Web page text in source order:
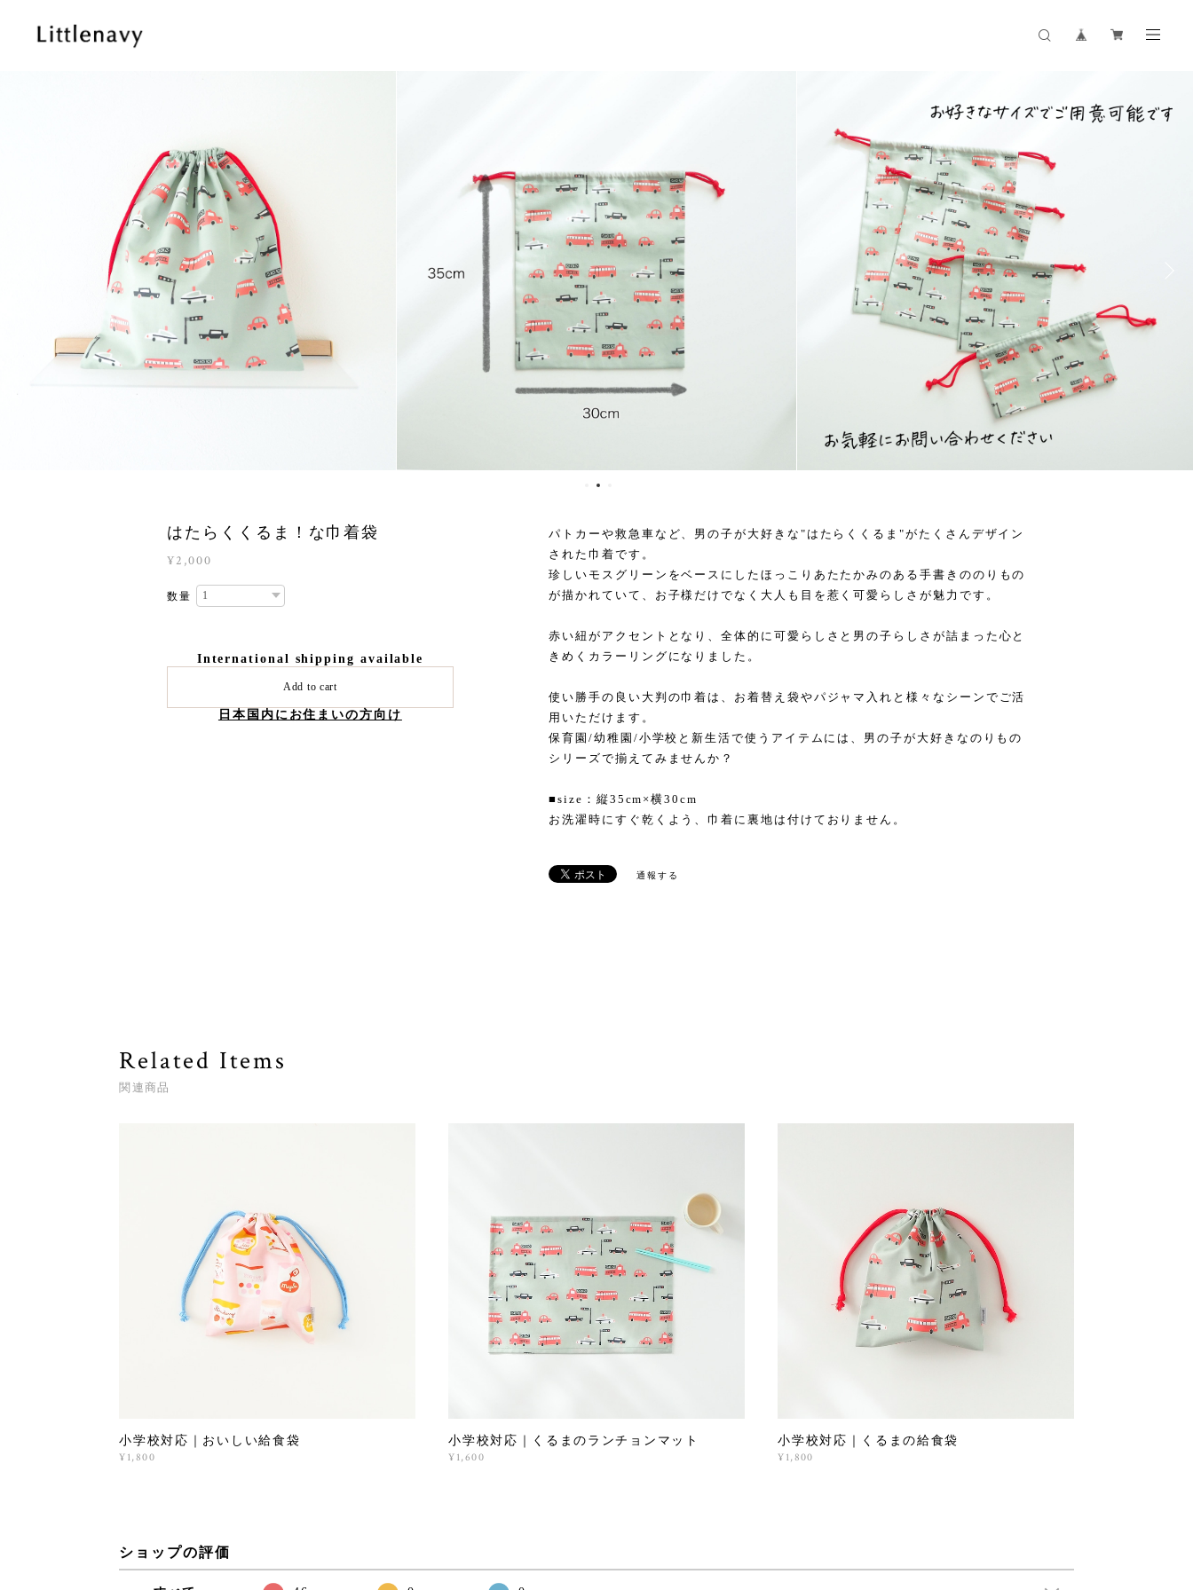
はたらくくるま！な巾着袋
¥2,000
数量
International shipping available
Add to cart
日本国内にお住まいの方向け
パトカーや救急車など、男の子が大好きな"はたらくくるま"がたくさんデザイン
された巾着です。
珍しいモスグリーンをベースにしたほっこりあたたかみのある手書きののりもの
が描かれていて、お子様だけでなく大人も目を惹く可愛らしさが魅力です。
赤い紐がアクセントとなり、全体的に可愛らしさと男の子らしさが詰まった心と
きめくカラーリングになりました。
使い勝手の良い大判の巾着は、お着替え袋やパジャマ入れと様々なシーンでご活
用いただけます。
保育園/幼稚園/小学校と新生活で使うアイテムには、男の子が大好きなのりもの
シリーズで揃えてみませんか？
■size：縦35cm×横30cm
お洗濯時にすぐ乾くよう、巾着に裏地は付けておりません。
通報する
Related Items
関連商品
小学校対応｜おいしい給食袋
¥1,800
小学校対応｜くるまのランチョンマット
¥1,600
小学校対応｜くるまの給食袋
¥1,800
ショップの評価